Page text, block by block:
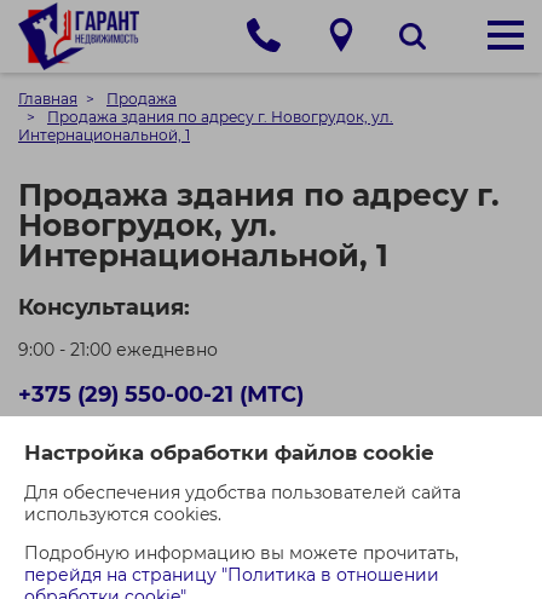
Настройка обработки файлов cookie
Для обеспечения удобства пользователей сайта
используются cookies.
Подробную информацию вы можете прочитать,
перейдя на страницу "Политика в отношении
Главная
Продажа
Продажа здания по адресу г. Новогрудок, ул.
Интернациональной, 1
Продажа здания по адресу г.
Новогрудок, ул.
Интернациональной, 1
Консультация:
9:00 - 21:00 ежедневно
+375 (29) 550-00-21 (МТС)
+375 (44) 550-00-71 (A1)
Кол-во просмотров: 470